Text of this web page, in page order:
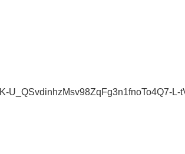
U_QSvdinhzMsv98ZqFg3n1fnoTo4Q7-L-